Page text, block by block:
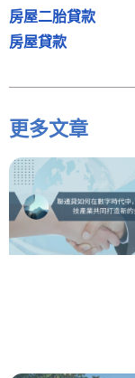
房屋二胎貸款
房屋貸款
更多文章